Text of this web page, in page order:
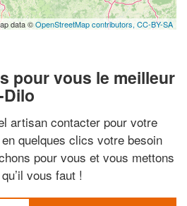
data ©OpenStreetMap contributors, CC-BY-SA
pour vous le meilleur
artisan contacter pour votre
quelques clics votre besoin
pour vous et vous mettons
vous faut !